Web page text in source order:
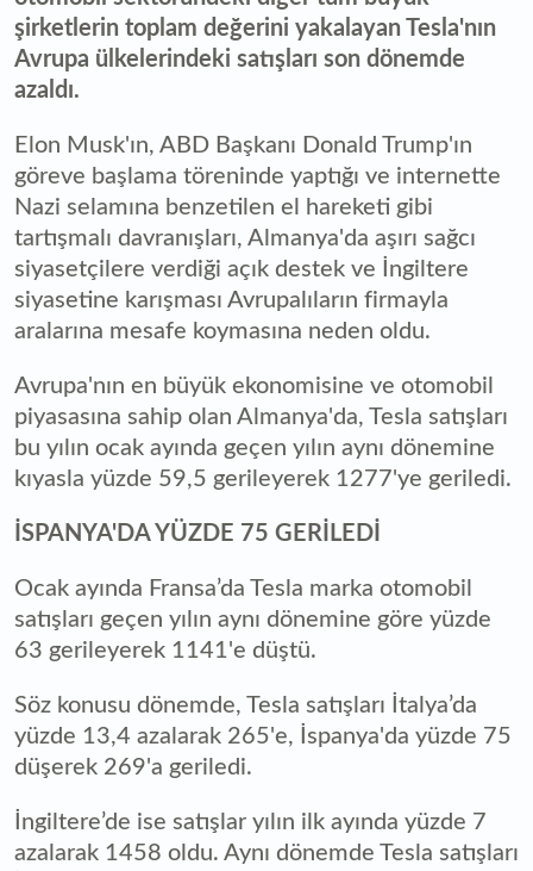
şirketlerin toplam değerini yakalayan Tesla'nın
Avrupa ülkelerindeki satışları son dönemde
azaldı.
Elon Musk'ın, ABD Başkanı Donald Trump'ın
göreve başlama töreninde yaptığı ve internette
Nazi selamına benzetilen el hareketi gibi
tartışmalı davranışları, Almanya'da aşırı sağcı
siyasetçilere verdiği açık destek ve İngiltere
siyasetine karışması Avrupalıların firmayla
aralarına mesafe koymasına neden oldu.
Avrupa'nın en büyük ekonomisine ve otomobil
piyasasına sahip olan Almanya'da, Tesla satışları
bu yılın ocak ayında geçen yılın aynı dönemine
kıyasla yüzde 59,5 gerileyerek 1277'ye geriledi.
İSPANYA'DA YÜZDE 75 GERİLEDİ
Ocak ayında Fransa’da Tesla marka otomobil
satışları geçen yılın aynı dönemine göre yüzde
63 gerileyerek 1141'e düştü.
Söz konusu dönemde, Tesla satışları İtalya’da
yüzde 13,4 azalarak 265'e, İspanya'da yüzde 75
düşerek 269'a geriledi.
İngiltere’de ise satışlar yılın ilk ayında yüzde 7
azalarak 1458 oldu. Aynı dönemde Tesla satışları